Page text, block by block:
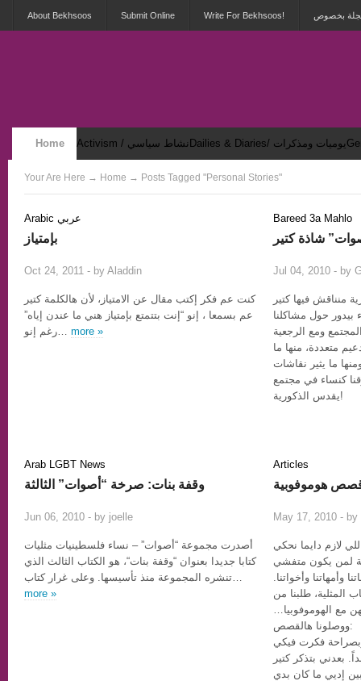
About Bekhsoos Submit Online Write For Bekhsoos! بخصوص
Home Activism / نشاط سياسي Dailies & Diaries/ يوميات ومذكرات
Security & Violence / أمان وعنف Your Are Here → Home → Posts Tagged "Personal Stories"
Arabic عربي
بإمتياز
Oct 24, 2011 - by Aladdin
كنت عم فكر إكتب مقال عن الامتياز، لأن هالكلمة كتير
عم بسمعا ، إنو “إنت بتتمتع بإمتياز هني ما عندن إياه”
رغم إنو… more »
Bareed 3a Mahlo
Jul 04, 2010 - by
منناقش فيها كتير
بيدور حول مشاكلنا
متعددة، منها ما
ما يثير نقاشات
كنساء في مجتمع
يقدس الذكورية!
Arab LGBT News
وقفة بنات: صرخة “أصوات” الثالثة
Jun 06, 2010 - by joelle
أصدرت مجموعة “أصوات” – نساء فلسطينيات مثليات
كتابا جديدا بعنوان “وقفة بنات“، هو الكتاب الثالث الذي
تنشره المجموعة منذ تأسيسها. وعلى غرار كتاب…
more »
Articles
هوموفوبية
May 17, 2010 - by
لازم دايما نحكي
لمن يكون متفشي
وأمهاتنا وأخواتنا.
المثلية، طلبنا من
مع الهوموفوبيا…
ووصلونا هالقصص:
بعدني بتذكر كتير
إديي ما كان بدي